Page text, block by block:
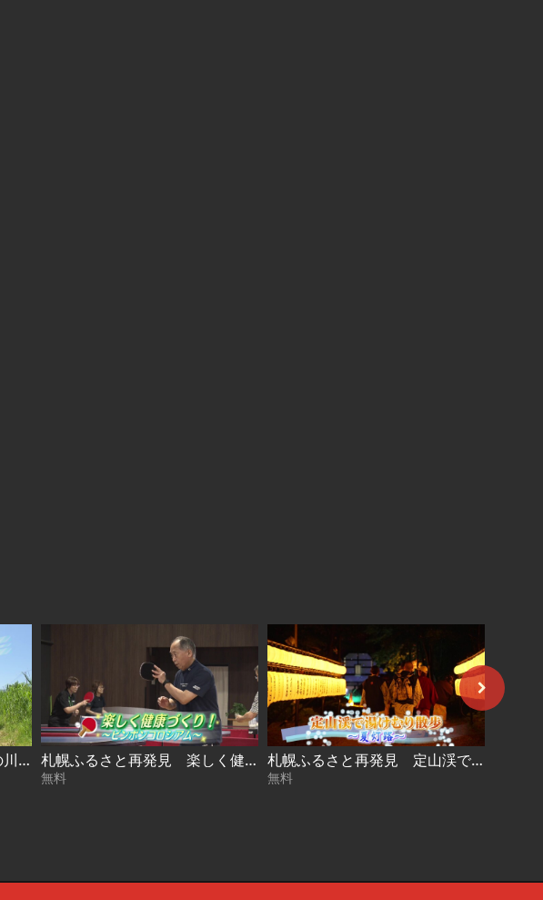
札幌ふるさと再発見 地域の川を美しく～土功川の美化ボランティア～2026年7月18日放送 札幌ふるさと再発見 楽しく健康づくり！～ピンポンコロシアム～2026年7月11日放送
無料
札幌ふるさと再発見 定山渓で湯けむり散歩～夏灯路～2026年7月4日放送
無料